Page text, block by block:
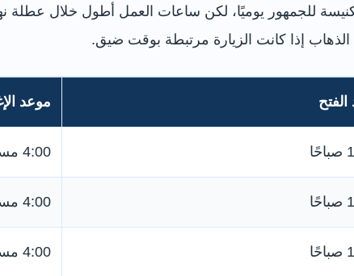
للجمهور يوميًا، لكن ساعات العمل أطول خلال عطلة
الذهاب إذا كانت الزيارة مرتبطة بوقت ضيق.
موعد
4:00 مساءً
4:00 مساءً
4:00 مساءً